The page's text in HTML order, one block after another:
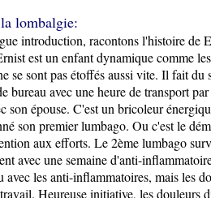
lombalgie:
introduction, racontons l'histoire de
est un enfant dynamique comme
se sont pas étoffés aussi vite. Il fait
bureau avec une heure de transport
son épouse. C'est un bricoleur
son premier lumbago. Ou c'est le
aux efforts. Le 2ème lumbago
avec une semaine d'anti-
avec les anti-inflammatoires, mais les
Heureuse initiative, les douleurs